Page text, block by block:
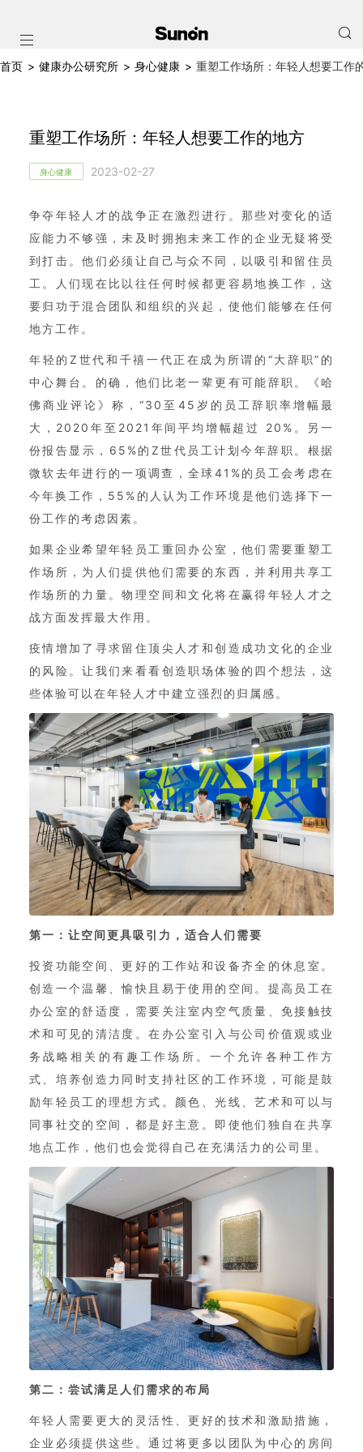
首页 > 健康办公研究所 > 身心健康 > 重塑工作场所：年轻人想要工作
重塑工作场所：年轻人想要工作的地方
身心健康 2023-02-27
争夺年轻人才的战争正在激烈进行。那些对变化的适
应能力不够强，未及时拥抱未来工作的企业无疑将受
到打击。他们必须让自己与众不同，以吸引和留住员
工。人们现在比以往任何时候都更容易地换工作，这
要归功于混合团队和组织的兴起，使他们能够在任何
地方工作。
年轻的Z世代和千禧一代正在成为所谓的“大辞职”的
中心舞台。的确，他们比老一辈更有可能辞职。《哈
佛商业评论》称，“30至45岁的员工辞职率增幅最
大，2020年至2021年间平均增幅超过 20%。另一
份报告显示，65%的Z世代员工计划今年辞职。根据
微软去年进行的一项调查，全球41%的员工会考虑在
今年换工作，55%的人认为工作环境是他们选择下一
份工作的考虑因素。
如果企业希望年轻员工重回办公室，他们需要重塑工
作场所，为人们提供他们需要的东西，并利用共享工
作场所的力量。物理空间和文化将在赢得年轻人才之
战方面发挥最大作用。
疫情增加了寻求留住顶尖人才和创造成功文化的企业
的风险。让我们来看看创造职场体验的四个想法，这
些体验可以在年轻人才中建立强烈的归属感。
第一：让空间更具吸引力，适合人们需要
投资功能空间、更好的工作站和设备齐全的休息室。
创造一个温馨、愉快且易于使用的空间。提高员工在
办公室的舒适度，需要关注室内空气质量、免接触技
术和可见的清洁度。在办公室引入与公司价值观或业
务战略相关的有趣工作场所。一个允许各种工作方
式、培养创造力同时支持社区的工作环境，可能是鼓
励年轻员工的理想方式。颜色、光线、艺术和可以与
同事社交的空间，都是好主意。即使他们独自在共享
地点工作，他们也会觉得自己在充满活力的公司里。
第二：尝试满足人们需求的布局
年轻人需要更大的灵活性、更好的技术和激励措施，
企业必须提供这些。通过将更多以团队为中心的房间